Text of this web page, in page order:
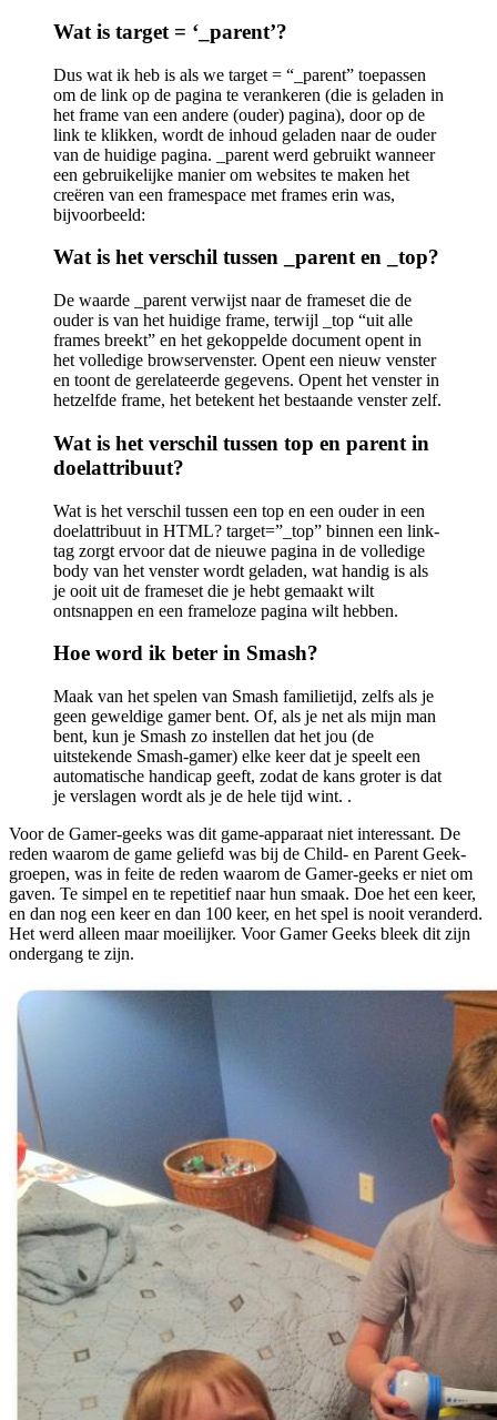
Wat is target = ‘_parent’?
Dus wat ik heb is als we target = “_parent” toepassen
om de link op de pagina te verankeren (die is geladen in
het frame van een andere (ouder) pagina), door op de
link te klikken, wordt de inhoud geladen naar de ouder
van de huidige pagina. _parent werd gebruikt wanneer
een gebruikelijke manier om websites te maken het
creëren van een framespace met frames erin was,
bijvoorbeeld:
Wat is het verschil tussen _parent en _top?
De waarde _parent verwijst naar de frameset die de
ouder is van het huidige frame, terwijl _top “uit alle
frames breekt” en het gekoppelde document opent in
het volledige browservenster. Opent een nieuw venster
en toont de gerelateerde gegevens. Opent het venster in
hetzelfde frame, het betekent het bestaande venster zelf.
Wat is het verschil tussen top en parent in
doelattribuut?
Wat is het verschil tussen een top en een ouder in een
doelattribuut in HTML? target=”_top” binnen een link-
tag zorgt ervoor dat de nieuwe pagina in de volledige
body van het venster wordt geladen, wat handig is als
je ooit uit de frameset die je hebt gemaakt wilt
ontsnappen en een frameloze pagina wilt hebben.
Hoe word ik beter in Smash?
Maak van het spelen van Smash familietijd, zelfs als je
geen geweldige gamer bent. Of, als je net als mijn man
bent, kun je Smash zo instellen dat het jou (de
uitstekende Smash-gamer) elke keer dat je speelt een
automatische handicap geeft, zodat de kans groter is dat
je verslagen wordt als je de hele tijd wint. .
Voor de Gamer-geeks was dit game-apparaat niet interessant. De
reden waarom de game geliefd was bij de Child- en Parent Geek-
groepen, was in feite de reden waarom de Gamer-geeks er niet om
gaven. Te simpel en te repetitief naar hun smaak. Doe het een keer,
en dan nog een keer en dan 100 keer, en het spel is nooit veranderd.
Het werd alleen maar moeilijker. Voor Gamer Geeks bleek dit zijn
ondergang te zijn.